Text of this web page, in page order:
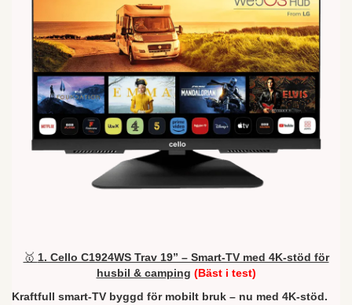
🥇 1. Cello C1924WS Trav 19” – Smart-TV med 4K-stöd för
husbil & camping (Bäst i test)
Kraftfull smart-TV byggd för mobilt bruk – nu med 4K-stöd.